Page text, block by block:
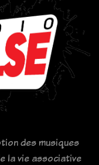
des musiques
la vie associative